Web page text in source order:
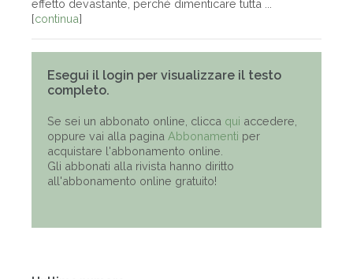
effetto devastante, perché dimenticare tutta ...
[continua]
Esegui il login per visualizzare il testo
completo.
Se sei un abbonato online, clicca qui accedere,
oppure vai alla pagina Abbonamenti per
acquistare l'abbonamento online.
Gli abbonati alla rivista hanno diritto
all'abbonamento online gratuito!